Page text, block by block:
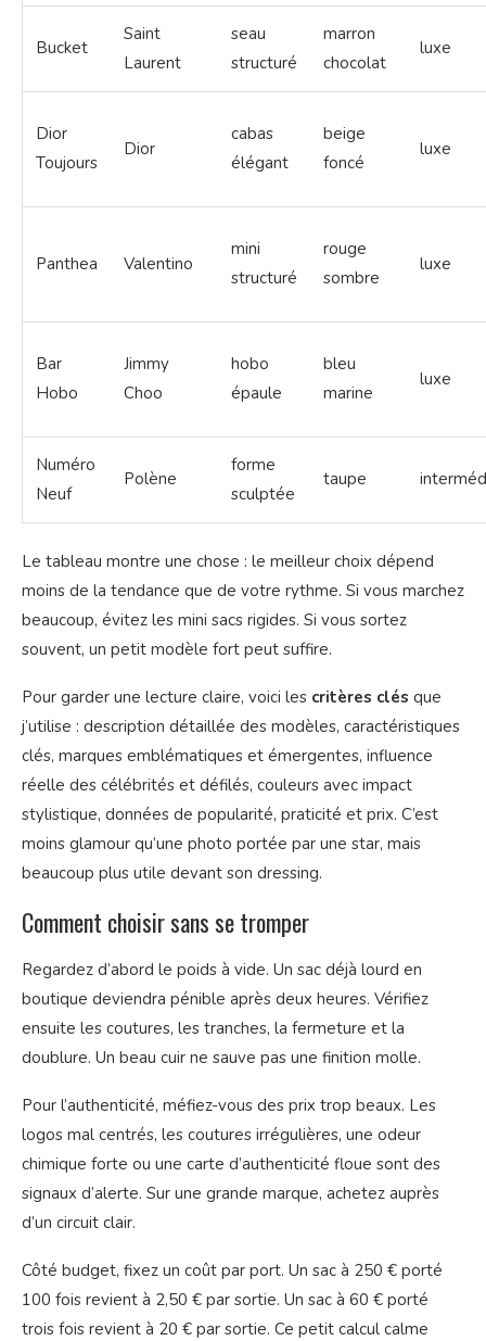
Bucket
Saint
Laurent
seau
structuré
marron
chocolat
luxe
Dior
Toujours
Dior
cabas
élégant
beige
foncé
luxe
Panthea Valentino
mini
structuré
rouge
sombre
luxe
Bar
Hobo
Jimmy
Choo
hobo
épaule
bleu
marine
luxe
Numéro
Neuf
Polène
forme
sculptée
taupe
Le tableau montre une chose : le meilleur choix dépend
moins de la tendance que de votre rythme. Si vous marchez
beaucoup, évitez les mini sacs rigides. Si vous sortez
souvent, un petit modèle fort peut suffire.
Pour garder une lecture claire, voici les critères clés que
j’utilise : description détaillée des modèles, caractéristiques
clés, marques emblématiques et émergentes, influence
réelle des célébrités et défilés, couleurs avec impact
stylistique, données de popularité, praticité et prix. C’est
moins glamour qu’une photo portée par une star, mais
beaucoup plus utile devant son dressing.
Comment choisir sans se tromper
Regardez d’abord le poids à vide. Un sac déjà lourd en
boutique deviendra pénible après deux heures. Vérifiez
ensuite les coutures, les tranches, la fermeture et la
doublure. Un beau cuir ne sauve pas une finition molle.
Pour l’authenticité, méfiez-vous des prix trop beaux. Les
logos mal centrés, les coutures irrégulières, une odeur
chimique forte ou une carte d’authenticité floue sont des
signaux d’alerte. Sur une grande marque, achetez auprès
d’un circuit clair.
Côté budget, fixez un coût par port. Un sac à 250 € porté
100 fois revient à 2,50 € par sortie. Un sac à 60 € porté
trois fois revient à 20 € par sortie. Ce petit calcul calme